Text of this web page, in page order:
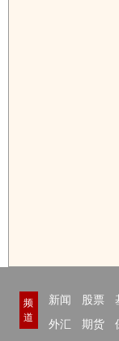
频
道
新闻 股票
外汇
期货